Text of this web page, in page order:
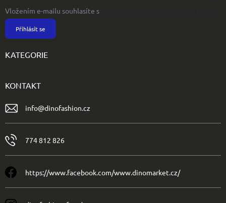
Vložením e-mailu souhlasíte s
Přihlásit se
KATEGORIE
KONTAKT
info@dinofashion.cz
774 812 826
https://www.facebook.com/www.dinomarket.cz/